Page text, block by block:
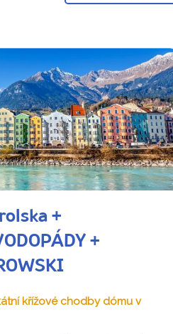
+
+
křížové chodby dómu v